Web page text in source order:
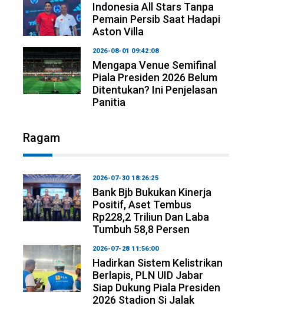
Indonesia All Stars Tanpa
Pemain Persib Saat Hadapi
Aston Villa
2026-08-01 09:42:08
Mengapa Venue Semifinal
Piala Presiden 2026 Belum
Ditentukan? Ini Penjelasan
Panitia
Ragam
2026-07-30 18:26:25
Bank Bjb Bukukan Kinerja
Positif, Aset Tembus
Rp228,2 Triliun Dan Laba
Tumbuh 58,8 Persen
2026-07-28 11:56:00
Hadirkan Sistem Kelistrikan
Berlapis, PLN UID Jabar
Siap Dukung Piala Presiden
2026 Stadion Si Jalak